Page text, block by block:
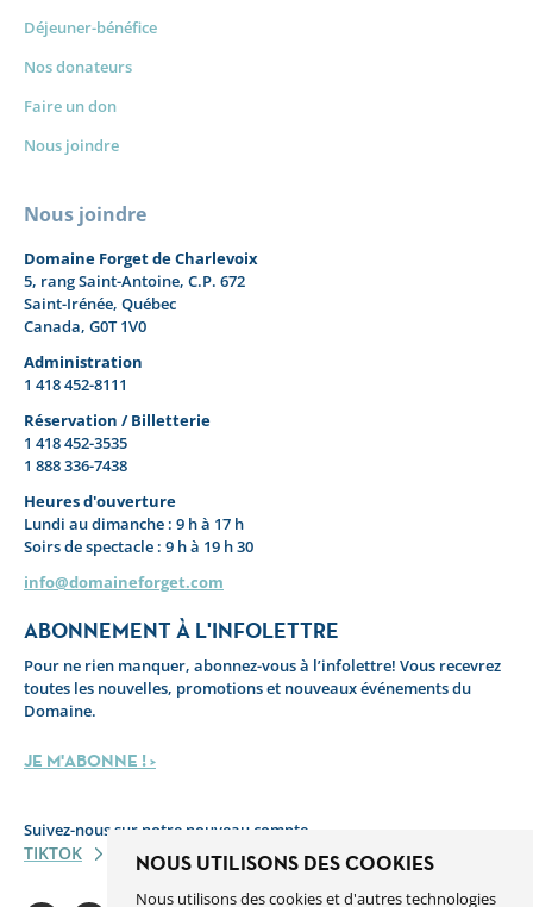
NOUS UTILISONS DES COOKIES
Nous utilisons des cookies et d'autres technologies
Nous joindre
Domaine Forget de Charlevoix
5, rang Saint-Antoine, C.P. 672
Saint-Irénée, Québec
Canada, G0T 1V0
Administration
1 418 452-8111
Réservation / Billetterie
1 418 452-3535
1 888 336-7438
Heures d'ouverture
Lundi au dimanche : 9 h à 17 h
Soirs de spectacle : 9 h à 19 h 30
info@domaineforget.com
ABONNEMENT À L'INFOLETTRE
Pour ne rien manquer, abonnez-vous à l’infolettre! Vous recevrez
toutes les nouvelles, promotions et nouveaux événements du
Domaine.
JE M'ABONNE ! >
Suivez-nous sur notre nouveau compte
TIKTOK
Déjeuner-bénéfice
Nos donateurs
Faire un don
Nous joindre